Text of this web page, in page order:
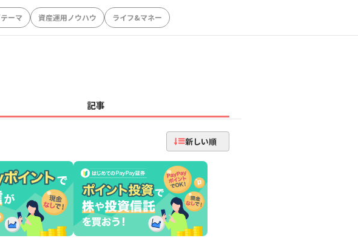
ーマ 資産運用ノウハウ ライフ&マネー
記事
新しい順